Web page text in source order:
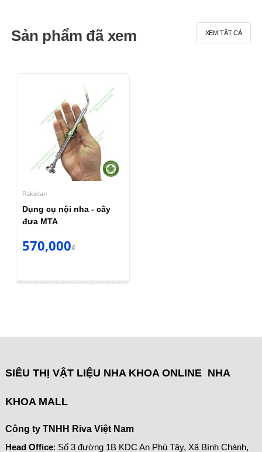
Sản phẩm đã xem XEM TẤT CẢ
Pakistan
Dụng cụ nội nha - cây
đưa MTA
570,000₫
SIÊU THỊ VẬT LIỆU NHA KHOA ONLINE NHA
KHOA MALL
Công ty TNHH Riva Việt Nam
Head Office: Số 3 đường 1B KDC An Phú Tây, Xã Bình Chánh,